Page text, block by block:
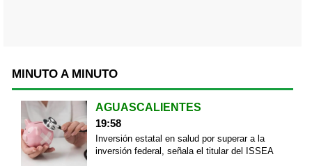
MINUTO A MINUTO
AGUASCALIENTES
19:58
Inversión estatal en salud por superar a la
inversión federal, señala el titular del ISSEA